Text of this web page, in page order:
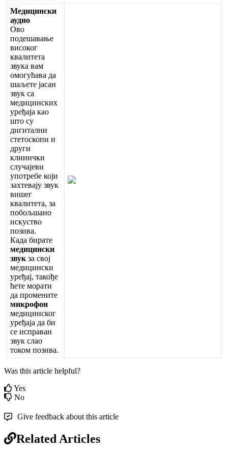
Медицински
аудио
Ово
подешавање
високог
квалитета
звука вам
омогућава да
шаљете јасан
звук са
медицинских
уређаја као
што су
дигитални
стетоскопи и
други
клинички
случајеви
употребе који
захтевају звук
вишег
квалитета, за
побољшано
искуство
позива.
Када бирате
медицински
звук за свој
медицински
уређај, такође
ћете морати
да промените
микрофон
медицинског
уређаја да би
се исправан
звук слао
током позива.
Was this article helpful?
Yes
No
Give feedback about this article
Related Articles